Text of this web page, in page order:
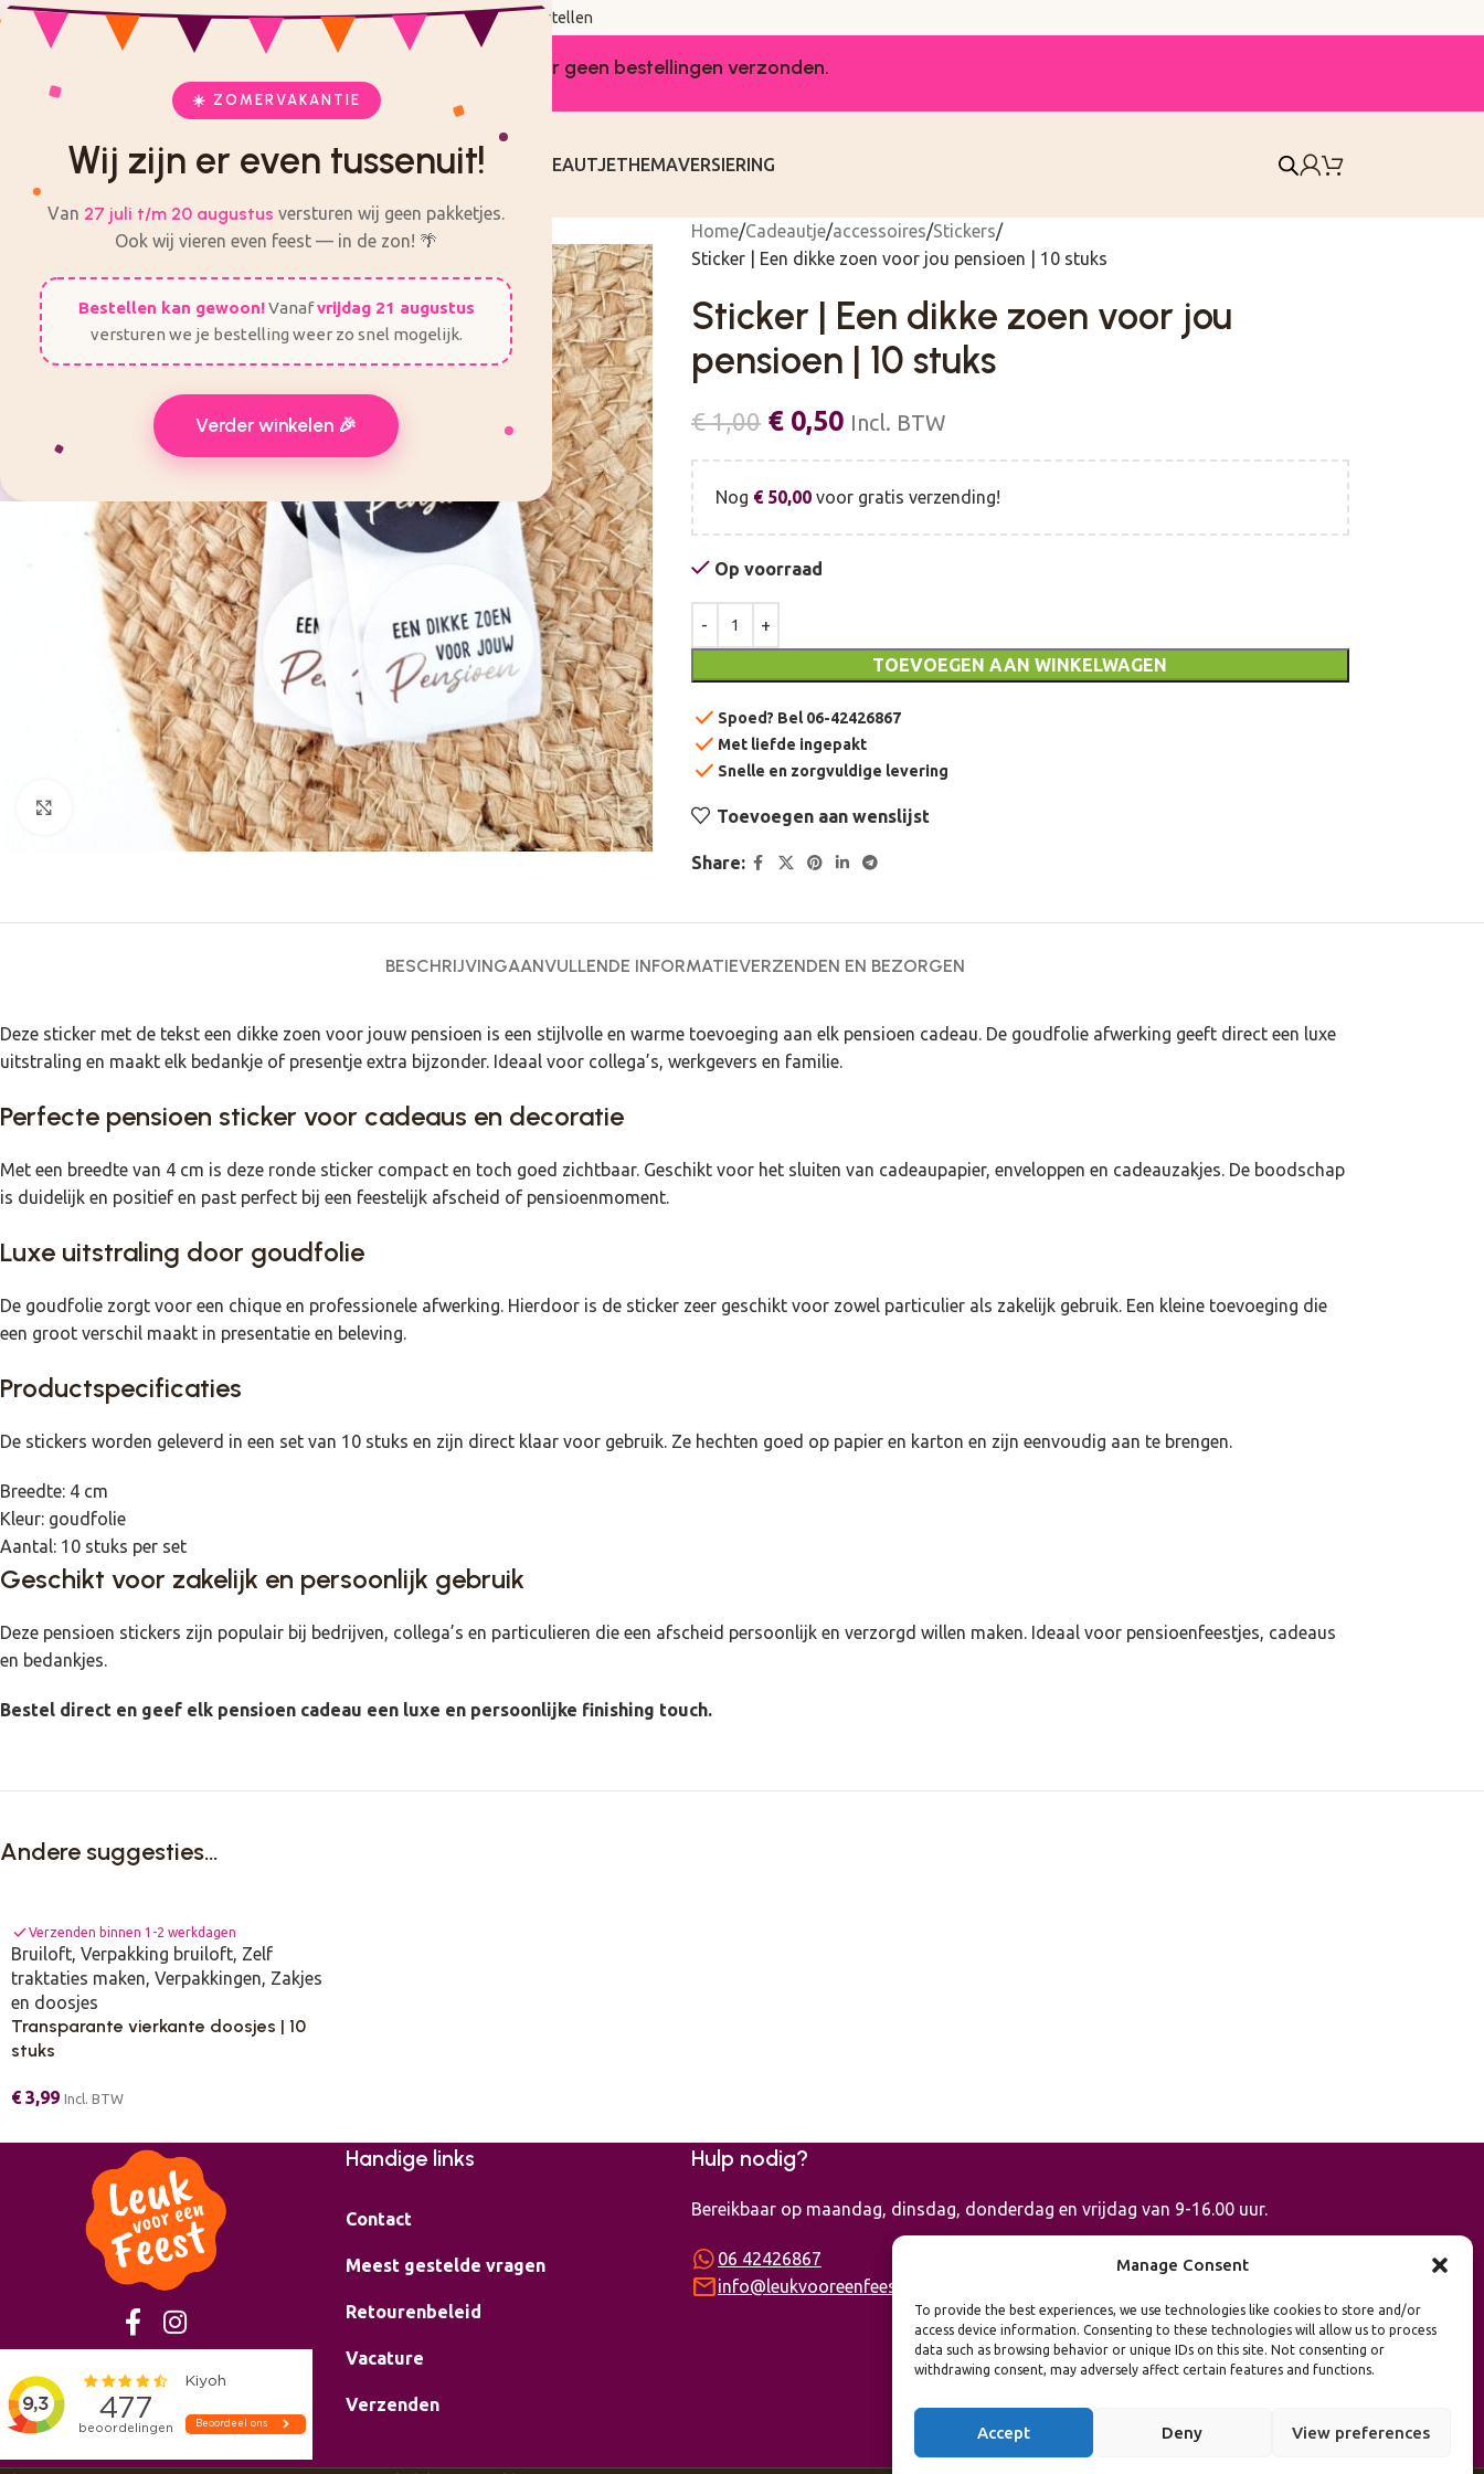
☀️ ZOMERVAKANTIE
Wij zijn er even tussenuit!
Van 27 juli t/m 20 augustus versturen wij geen pakketjes.
Ook wij vieren even feest — in de zon! 🌴
Bestellen kan gewoon!Vanafvrijdag 21 augustus
versturen we je bestelling weer zo snel mogelijk.
Verder winkelen 🎉
Manage Consent
To provide the best experiences, we use technologies like cookies to store and/or
access device information. Consenting to these technologies will allow us to process
data such as browsing behavior or unique IDs on this site. Not consenting or
withdrawing consent, may adversely affect certain features and functions.
Accept Deny View preferences
Alles voor je feest op één plekcheckMet liefde ingepaktcheckVeilig en eenvoudig bestellen
zijn er even tussenuit! Van 27 Juli t/m 20 augustus worden er geen bestellingen verzonden.
KANT EN KLARE TRAKTATIES ZELF TRAKTATIES MAKEN CADEAUTJETHEMAVERSIERING
Click to enlarge
Home Cadeautje accessoires Stickers
Sticker | Een dikke zoen voor jou pensioen | 10 stuks
Sticker | Een dikke zoen voor jou
pensioen | 10 stuks
€1,00 €0,50 Incl. BTW
Nog €50,00voor gratis verzending!
Op voorraad
TOEVOEGEN AAN WINKELWAGEN
check Spoed? Bel 06-42426867
check Met liefde ingepakt
check Snelle en zorgvuldige levering
Toevoegen aan wenslijst
Share:
BESCHRIJVINGAANVULLENDE INFORMATIEVERZENDEN EN BEZORGEN
Deze sticker met de tekst een dikke zoen voor jouw pensioen is een stijlvolle en warme toevoeging aan elk pensioen cadeau. De goudfolie afwerking geeft direct een luxe
uitstraling en maakt elk bedankje of presentje extra bijzonder. Ideaal voor collega’s, werkgevers en familie.
Perfecte pensioen sticker voor cadeaus en decoratie
Met een breedte van 4 cm is deze ronde sticker compact en toch goed zichtbaar. Geschikt voor het sluiten van cadeaupapier, enveloppen en cadeauzakjes. De boodschap
is duidelijk en positief en past perfect bij een feestelijk afscheid of pensioenmoment.
Luxe uitstraling door goudfolie
De goudfolie zorgt voor een chique en professionele afwerking. Hierdoor is de sticker zeer geschikt voor zowel particulier als zakelijk gebruik. Een kleine toevoeging die
een groot verschil maakt in presentatie en beleving.
Productspecificaties
De stickers worden geleverd in een set van 10 stuks en zijn direct klaar voor gebruik. Ze hechten goed op papier en karton en zijn eenvoudig aan te brengen.
Breedte: 4 cm
Kleur: goudfolie
Aantal: 10 stuks per set
Geschikt voor zakelijk en persoonlijk gebruik
Deze pensioen stickers zijn populair bij bedrijven, collega’s en particulieren die een afscheid persoonlijk en verzorgd willen maken. Ideaal voor pensioenfeestjes, cadeaus
en bedankjes.
Bestel direct en geef elk pensioen cadeau een luxe en persoonlijke finishing touch.
Andere suggesties…
checkVerzenden binnen 1-2 werkdagen
Bruiloft, Verpakking bruiloft, Zelf
traktaties maken, Verpakkingen, Zakjes
en doosjes
Transparante vierkante doosjes | 10
stuks
€3,99 Incl. BTW
Handige links
Contact
Meest gestelde vragen
Retourenbeleid
Vacature
Verzenden
Hulp nodig?
Bereikbaar op maandag, dinsdag, donderdag en vrijdag van 9-16.00 uur.
06 42426867
mailinfo@leukvooreenfeest.nl